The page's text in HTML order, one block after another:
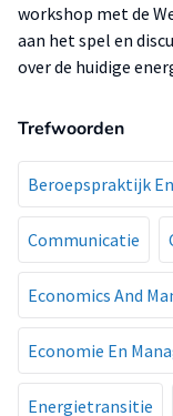
workshop met de
aan het spel en
over de huidige
Trefwoorden
Beroepspraktijk
Communicatie
Economics And
Economie En
Energietransitie